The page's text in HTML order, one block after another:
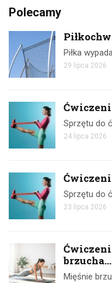
Polecamy
Piłka
29 lipca 2026
Sprzętu do
24 lipca 2026
Sprzętu do
23 lipca 2026
brzucha...
Mięśnie